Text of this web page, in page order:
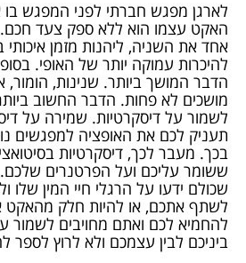
לארגן מפגש חברתי לפני המפגש בו
האקט עצמו הוא ללא ספק צעד חכם.
אחד את השניה, ליהנות מזמן איכותי
להיכרות עמוקה יותר של האופי.
הדבר המושך ביותר. שנינות, הומור,
מושכים לא פחות. הדבר החשוב
לשמור על דיסקרטיות. שמירה על
תעניק לכם את האופציה למפגשים
בכך. מעבר לכך, דיסקרטיות
ששומר עליכם ועל הפרטנרים
שכולם ידעו על הרגלי חיי המין שלו
לשתף אתכם, או להיות חלק מהאקט
להחמיא לכם ואתם מחויבים לשמור
ביניכם לבין עצמכם ולא לרוץ לספר